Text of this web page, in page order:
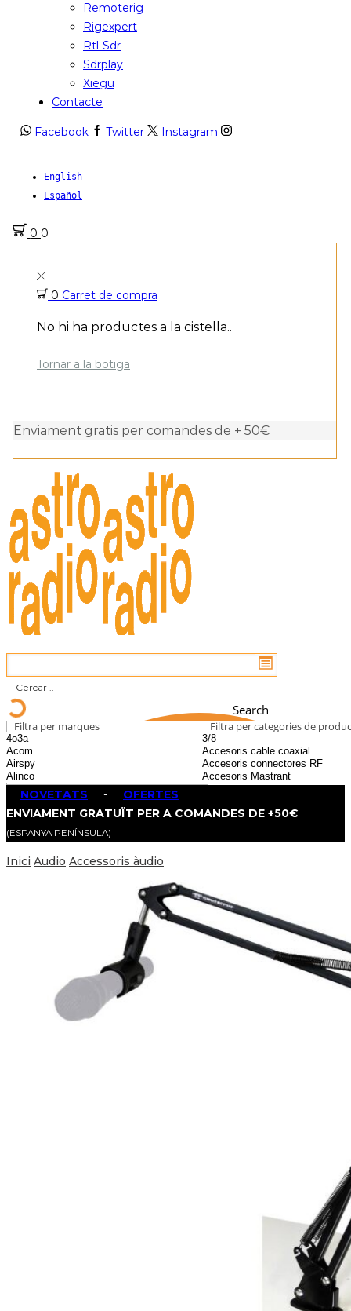
Remoterig
Rigexpert
Rtl-Sdr
Sdrplay
Xiegu
Contacte
Facebook Twitter Instagram
English
Español
0 0
0 Carret de compra
No hi ha productes a la cistella..
Tornar a la botiga
Enviament gratis per comandes de + 50€
Search
Filtra per marques Filtra per categories de
NOVETATS - OFERTES
ENVIAMENT GRATUÏT PER A COMANDES DE +50€
(ESPANYA PENÍNSULA)
Inici Audio Accessoris àudio